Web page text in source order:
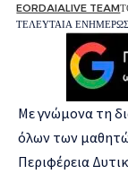
ΤΕΛΕΥΤΑΙΑ
EORDAIALIVE TEAM
Με γνώμονα τη
όλων των
Περιφέρεια